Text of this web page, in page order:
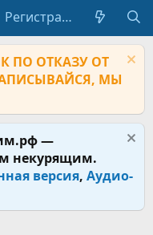
Регистрация
ПО ОТКАЗУ ОТ
МЫ
—
некурящим.
версия, Аудио-